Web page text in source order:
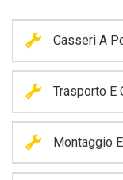
Casseri A
Trasporto E
Montaggio